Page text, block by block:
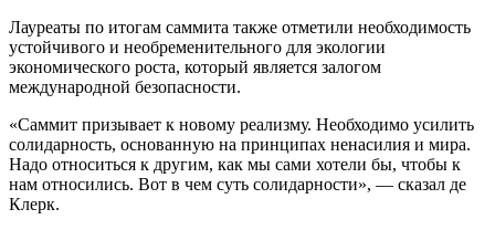
Лауреаты по итогам саммита также отметили необходимость
устойчивого и необременительного для экологии
экономического роста, который является залогом
международной безопасности.
«Саммит призывает к новому реализму. Необходимо усилить
солидарность, основанную на принципах ненасилия и мира.
Надо относиться к другим, как мы сами хотели бы, чтобы к
нам относились. Вот в чем суть солидарности», — сказал де
Клерк.